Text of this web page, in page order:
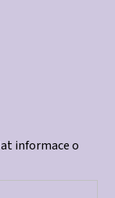
informace o